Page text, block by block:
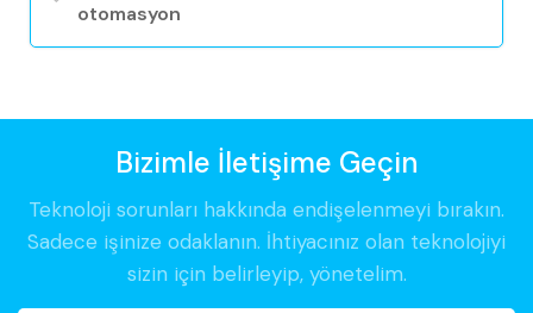
otomasyon
Bizimle İletişime Geçin
Teknoloji sorunları hakkında endişelenmeyi bırakın.
Sadece işinize odaklanın. İhtiyacınız olan teknolojiyi
sizin için belirleyip, yönetelim.